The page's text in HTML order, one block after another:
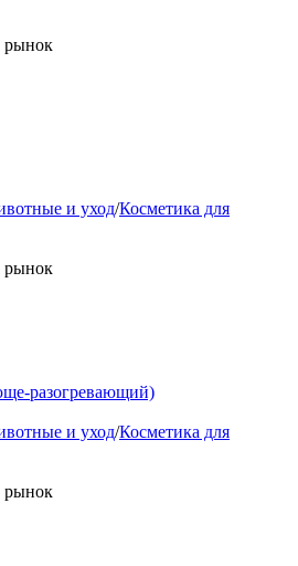
рынок
и уход/Косметика для
рынок
разогревающий)
и уход/Косметика для
рынок